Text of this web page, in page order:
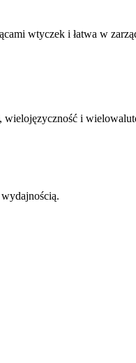
wtyczek i łatwa w
wielojęzyczność i